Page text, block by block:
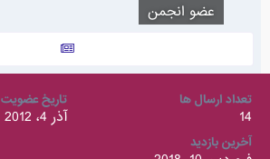
عضو انجمن
تعداد ارسال ها
14
تاریخ عضویت
آذر 4، 2012
آخرین بازدید